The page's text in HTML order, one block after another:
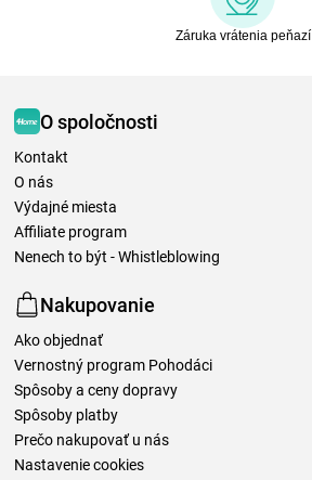
Záruka vrátenia peňazí
O spoločnosti
Kontakt
O nás
Výdajné miesta
Affiliate program
Nenech to být - Whistleblowing
Nakupovanie
Ako objednať
Vernostný program Pohodáci
Spôsoby a ceny dopravy
Spôsoby platby
Prečo nakupovať u nás
Nastavenie cookies